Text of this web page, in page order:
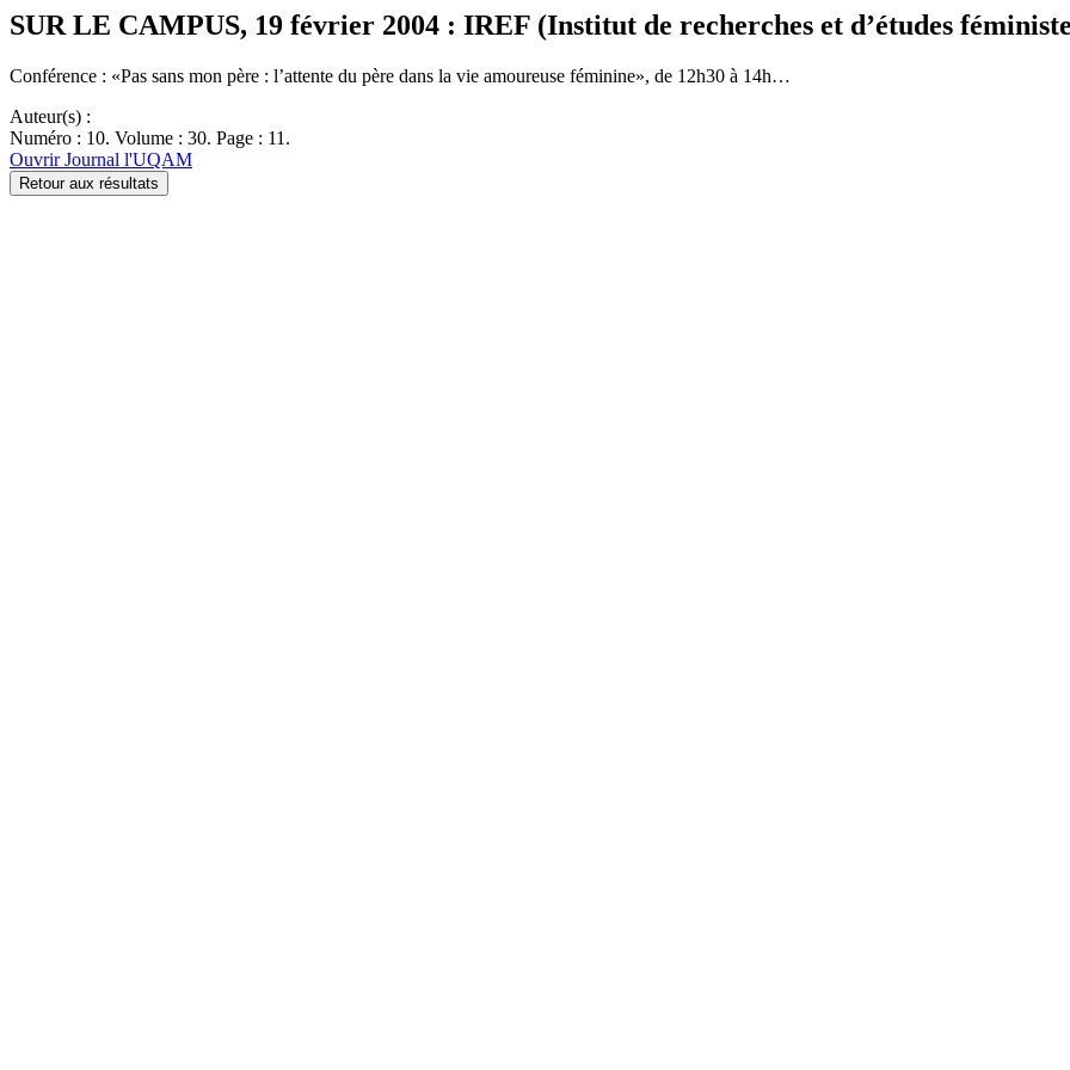
SUR LE CAMPUS, 19 février 2004 : IREF (Institut de recherches et d’études
Conférence : «Pas sans mon père : l’attente du père dans la vie amoureuse féminine», de 12h30 à 14h…
Auteur(s) :
Numéro : 10. Volume : 30. Page : 11.
Ouvrir Journal l'UQAM
Retour aux résultats